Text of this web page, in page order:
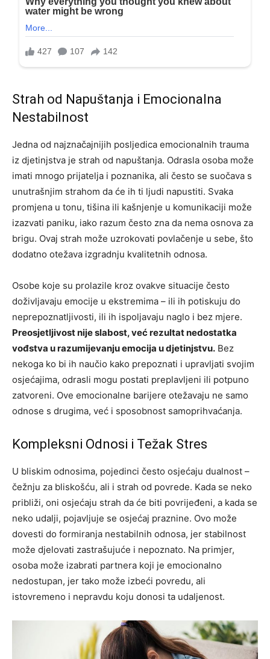
Strah od Napuštanja i Emocionalna
Nestabilnost
Jedna od najznačajnijih posljedica emocionalnih trauma
iz djetinjstva je strah od napuštanja. Odrasla osoba može
imati mnogo prijatelja i poznanika, ali često se suočava s
unutrašnjim strahom da će ih ti ljudi napustiti. Svaka
promjena u tonu, tišina ili kašnjenje u komunikaciji može
izazvati paniku, iako razum često zna da nema osnova za
brigu. Ovaj strah može uzrokovati povlačenje u sebe, što
dodatno otežava izgradnju kvalitetnih odnosa.
Osobe koje su prolazile kroz ovakve situacije često
doživljavaju emocije u ekstremima – ili ih potiskuju do
neprepoznatljivosti, ili ih ispoljavaju naglo i bez mjere.
Preosjetljivost nije slabost, već rezultat nedostatka
vođstva u razumijevanju emocija u djetinjstvu. Bez
nekoga ko bi ih naučio kako prepoznati i upravljati svojim
osjećajima, odrasli mogu postati preplavljeni ili potpuno
zatvoreni. Ove emocionalne barijere otežavaju ne samo
odnose s drugima, već i sposobnost samoprihvaćanja.
Kompleksni Odnosi i Težak Stres
U bliskim odnosima, pojedinci često osjećaju dualnost –
čežnju za bliskošću, ali i strah od povrede. Kada se neko
približi, oni osjećaju strah da će biti povrijeđeni, a kada se
neko udalji, pojavljuje se osjećaj praznine. Ovo može
dovesti do formiranja nestabilnih odnosa, jer stabilnost
može djelovati zastrašujuće i nepoznato. Na primjer,
osoba može izabrati partnera koji je emocionalno
nedostupan, jer tako može izbeći povredu, ali
istovremeno i nepravdu koju donosi ta udaljenost.